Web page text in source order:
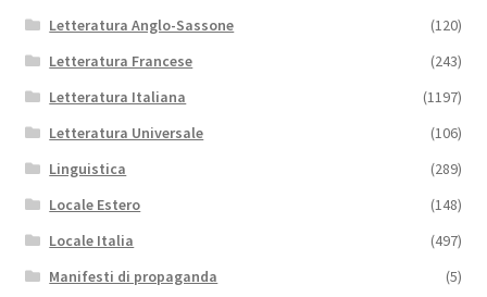
Letteratura Anglo-Sassone
(120)
Letteratura Francese
(243)
Letteratura Italiana
(1197)
Letteratura Universale
(106)
Linguistica
(289)
Locale Estero
(148)
Locale Italia
(497)
Manifesti di propaganda
(5)